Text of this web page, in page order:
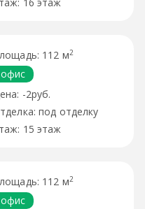
112 м2
офис
-2руб.
под отделку
15 этаж
112 м2
офис